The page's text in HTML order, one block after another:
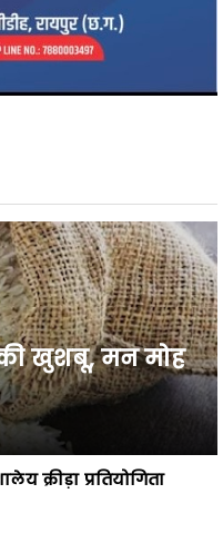
खुशबू, मन मोह
क्रीड़ा प्रतियोगिता
उत्कृष्ट खिलाड़ी घोषित,